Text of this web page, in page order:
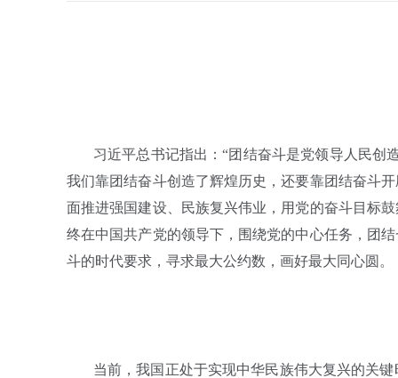
习近平总书记指出：“团结奋斗是党领导人民创
我们靠团结奋斗创造了辉煌历史，还要靠团结奋斗
面推进强国建设、民族复兴伟业，用党的奋斗目标
终在中国共产党的领导下，围绕党的中心任务，团
斗的时代要求，寻求最大公约数，画好最大同心圆。
当前，我国正处于实现中华民族伟大复兴的关